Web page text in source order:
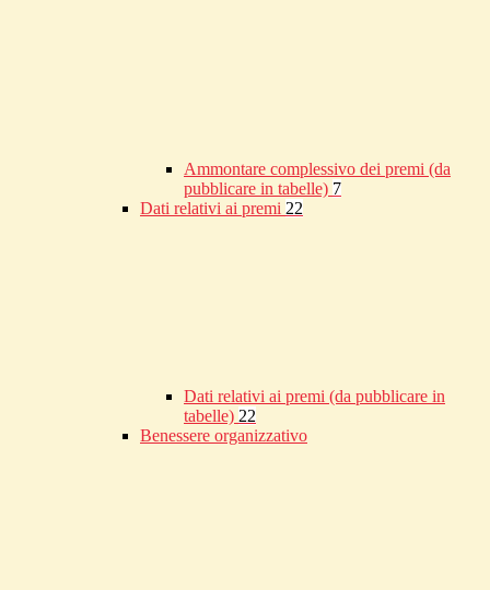
Ammontare complessivo dei premi (da
pubblicare in tabelle) 7
Dati relativi ai premi 22
Dati relativi ai premi (da pubblicare in
tabelle) 22
Benessere organizzativo